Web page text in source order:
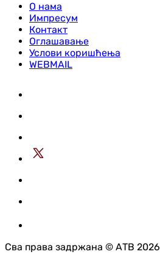
О нама
Импресум
Контакт
Оглашавање
Услови коришћења
WEBMAIL
Сва права задржана © АТВ 2026